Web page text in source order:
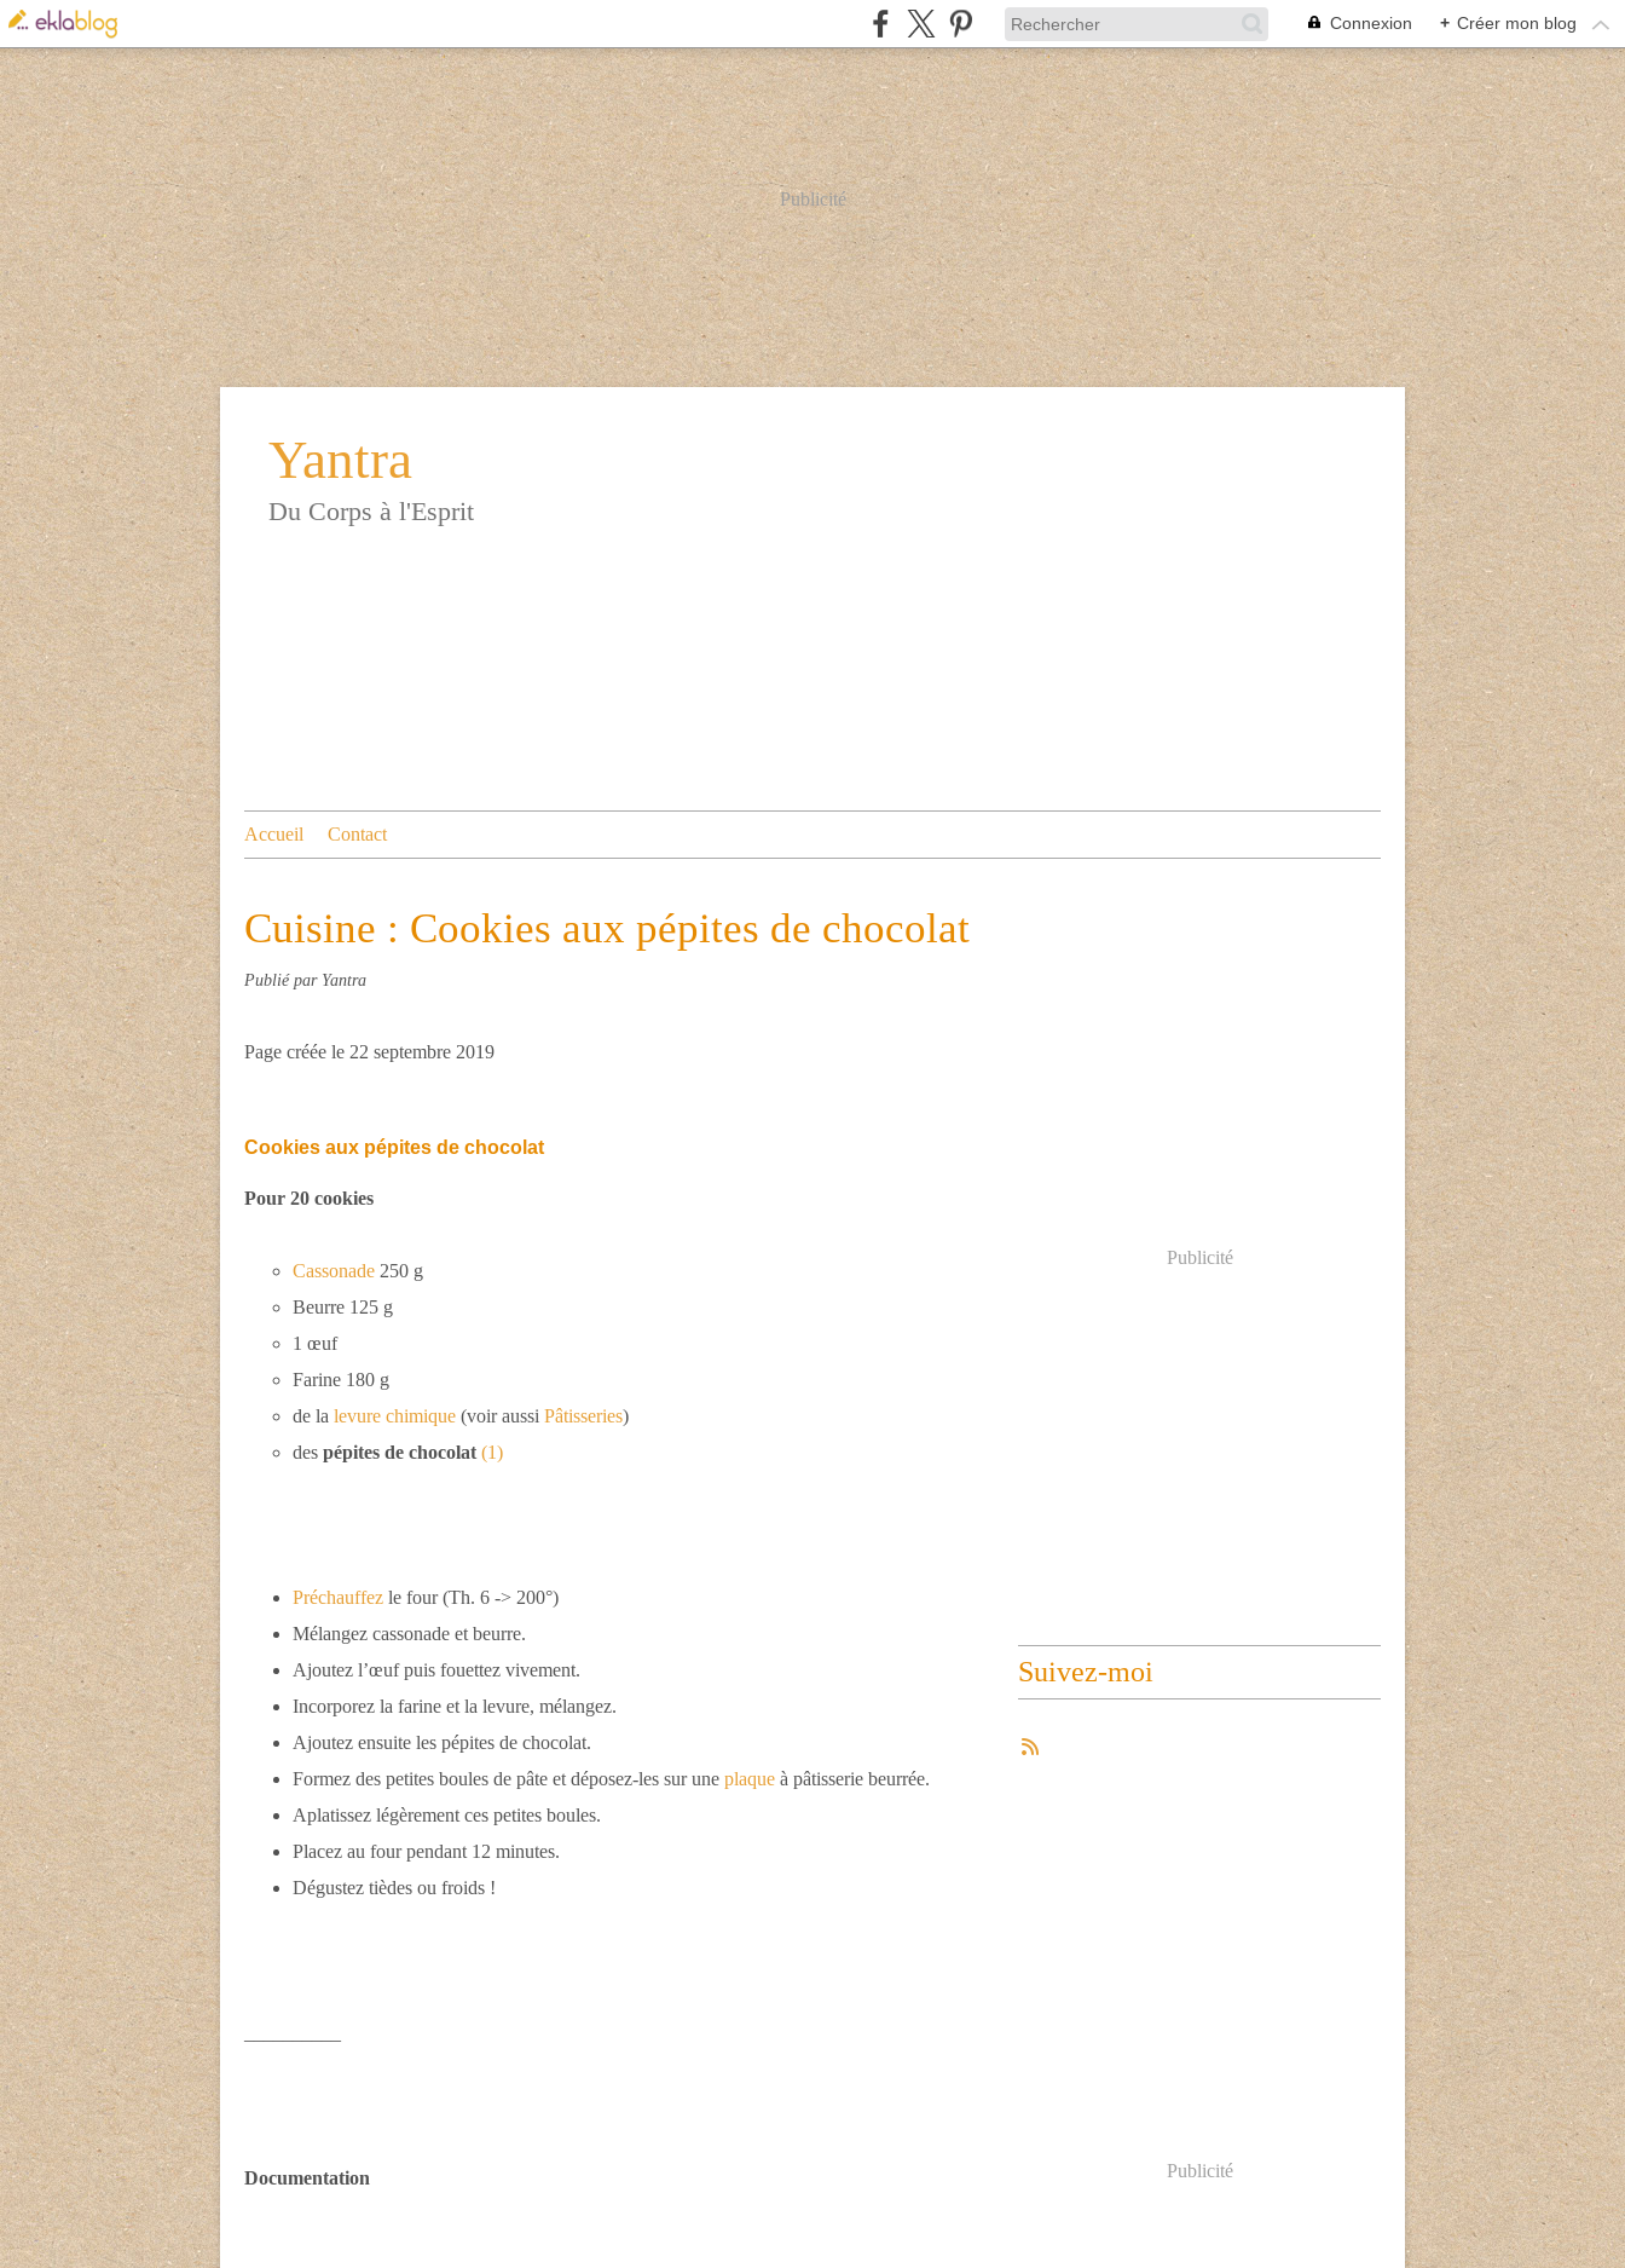
Connexion + Créer mon blog
Publicité
Yantra
Du Corps à l'Esprit
Accueil Contact
Cuisine : Cookies aux pépites de chocolat
Publié par Yantra
Page créée le 22 septembre 2019
Cookies aux pépites de chocolat
Pour 20 cookies
Cassonade 250 g
Beurre 125 g
1 œuf
Farine 180 g
de la levure chimique (voir aussi Pâtisseries)
des pépites de chocolat (1)
Préchauffez le four (Th. 6 -> 200°)
Mélangez cassonade et beurre.
Ajoutez l’œuf puis fouettez vivement.
Incorporez la farine et la levure, mélangez.
Ajoutez ensuite les pépites de chocolat.
Formez des petites boules de pâte et déposez-les sur une plaque à pâtisserie beurrée.
Aplatissez légèrement ces petites boules.
Placez au four pendant 12 minutes.
Dégustez tièdes ou froids !
Documentation
Publicité
Suivez-moi
Publicité